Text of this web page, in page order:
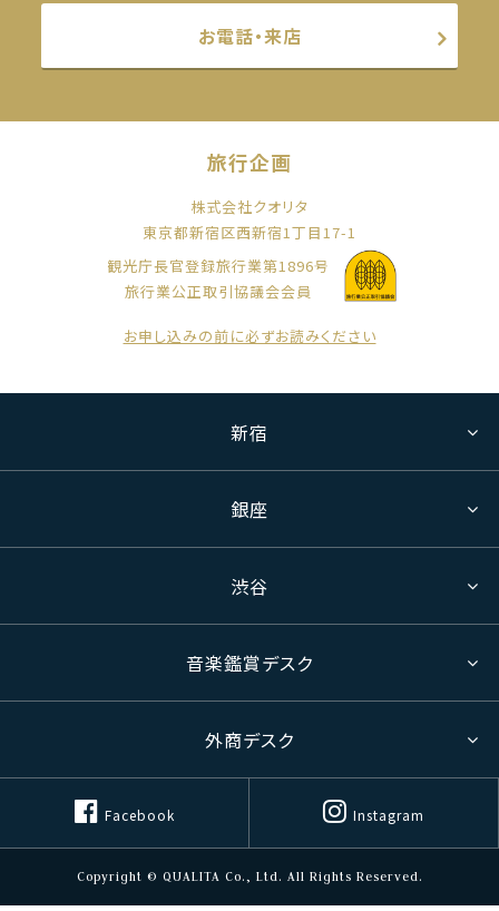
お電話・来店
旅行企画
株式会社クオリタ
東京都新宿区西新宿1丁目17-1
観光庁長官登録旅行業第1896号
旅行業公正取引協議会会員
お申し込みの前に必ずお読みください
新宿
銀座
渋谷
音楽鑑賞デスク
外商デスク
Facebook Instagram
Copyright © QUALITA Co., Ltd. All Rights Reserved.